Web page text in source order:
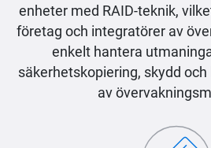
enheter med RAID-teknik,
företag och integratörer av
enkelt hantera
säkerhetskopiering, skydd
av